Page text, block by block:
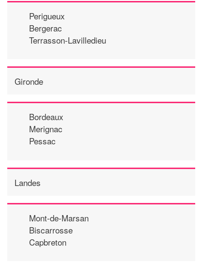
Perigueux
Bergerac
Terrasson-Lavilledieu
Gironde
Bordeaux
Merignac
Pessac
Landes
Mont-de-Marsan
Biscarrosse
Capbreton